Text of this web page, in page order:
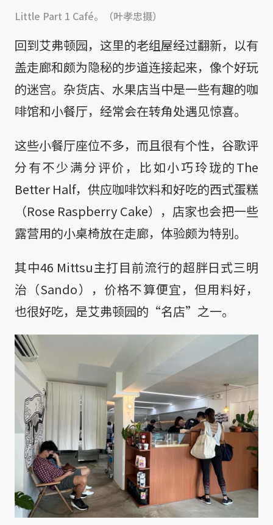
Little Part 1 Café。（叶孝忠摄）
回到艾弗顿园，这里的老组屋经过翻新，以有
盖走廊和颇为隐秘的步道连接起来，像个好玩
的迷宫。杂货店、水果店当中是一些有趣的咖
啡馆和小餐厅，经常会在转角处遇见惊喜。
这些小餐厅座位不多，而且很有个性，谷歌评
分有不少满分评价，比如小巧玲珑的The
Better Half，供应咖啡饮料和好吃的西式蛋糕
（Rose Raspberry Cake），店家也会把一些
露营用的小桌椅放在走廊，体验颇为特别。
其中46 Mittsu主打目前流行的超胖日式三明
治（Sando），价格不算便宜，但用料好，
也很好吃，是艾弗顿园的“名店”之一。